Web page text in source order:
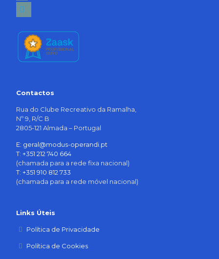
twitter
Contactos
Rua do Clube Recreativo da Ramalha,
Nº 9, R/C B
2805-121 Almada – Portugal
E: geral@modus-operandi.pt
T: +351 212 740 664
(chamada para a rede fixa nacional)
T: +351 910 812 733
(chamada para a rede móvel nacional)
Links Úteis
Política de Privacidade
Política de Cookies